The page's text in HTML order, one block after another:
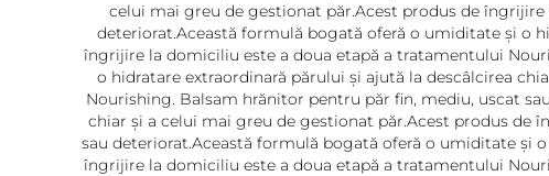
celui mai greu de gestionat păr.Acest produs de
deteriorat.Această formulă bogată oferă o umiditate și o
îngrijire la domiciliu este a doua etapă a tratamentului
o hidratare extraordinară părului și ajută la descâlcirea
Nourishing. Balsam hrănitor pentru păr fin, mediu, uscat
chiar și a celui mai greu de gestionat păr.Acest produs
sau deteriorat.Această formulă bogată oferă o umiditate și
îngrijire la domiciliu este a doua etapă a tratamentului